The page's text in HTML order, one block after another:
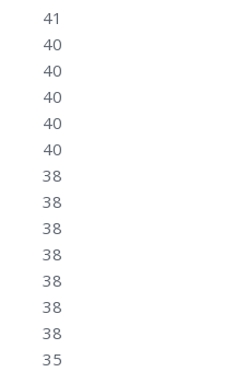
41
40
40
40
40
40
38
38
38
38
38
38
38
35